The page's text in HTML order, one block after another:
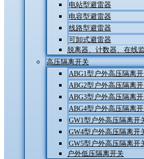
电站型避雷器
电容型避雷器
线路型避雷器
可卸式避雷器
脱离器、计数器、在线
高压隔离开关
ABG1型户外高压隔离
ABG2型户外高压隔离
ABG3型户外高压隔离
ABG4型户外高压隔离
GW1型户外高压隔离开
GW4型户外高压隔离开
GW5型户外高压隔离开
户外低压隔离开关